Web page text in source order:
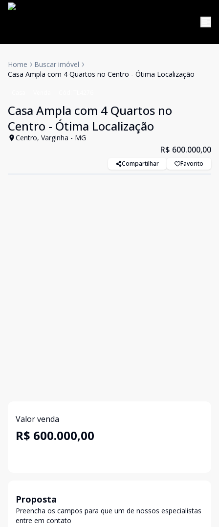
Home
Buscar imóvel
Casa Ampla com 4 Quartos no Centro - Ótima Localização
Casa Ampla com 4 Quartos no
Centro - Ótima Localização
Centro, Varginha - MG
R$ 600.000,00
Compartilhar Favorito
Valor venda
R$ 600.000,00
Proposta
Preencha os campos para que um de nossos especialistas
entre em contato